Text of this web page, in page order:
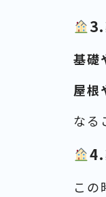
3.
基礎
屋根
なる
4.
この